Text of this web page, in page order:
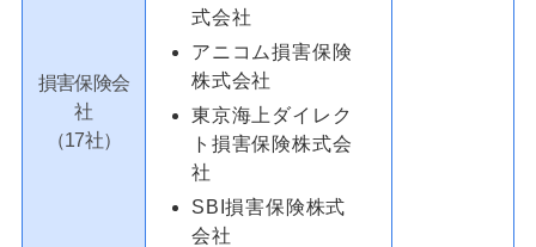
損害保険会
社
（17社）
式会社
アニコム損害保険
株式会社
東京海上ダイレク
ト損害保険株式会
社
SBI損害保険株式
会社